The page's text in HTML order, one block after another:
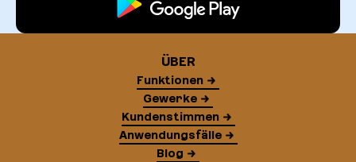
ÜBER
Funktionen
Gewerke
Kundenstimmen
Anwendungsfälle
Blog